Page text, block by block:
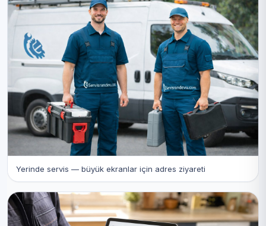
Yerinde servis — büyük ekranlar için adres ziyareti